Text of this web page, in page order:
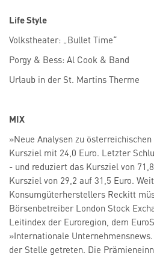
Life Style
Volkstheater: „Bullet Time“
Porgy & Bess: Al Cook & Band
Urlaub in der St. Martins Therme
MIX
»Neue Analysen zu
Kursziel mit 24,0 Euro. Letzter
- und reduziert das Kursziel von
Kursziel von 29,2 auf 31,5 Euro.
Konsumgüterherstellers Reckitt
Börsenbetreiber London Stock
Leitindex der Euroregion, dem
»Internationale
der Stelle getreten. Die